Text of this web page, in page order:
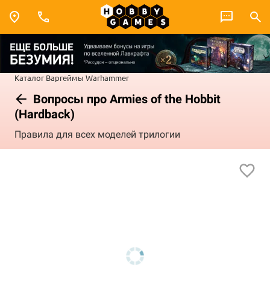
Каталог Варгеймы Warhammer
Вопросы про Armies of the Hobbit
(Hardback)
Правила для всех моделей трилогии